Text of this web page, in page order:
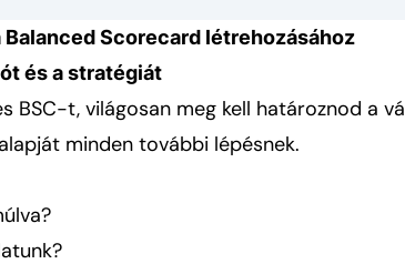
Scorecard létrehozásához
és a stratégiát
BSC-t, világosan meg kell határoznod a
minden további lépésnek.